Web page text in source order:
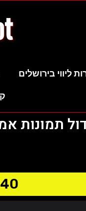
ליווי בירושלים
תמונות